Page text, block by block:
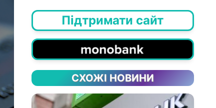
Підтримати сайт
СХОЖІ НОВИНИ